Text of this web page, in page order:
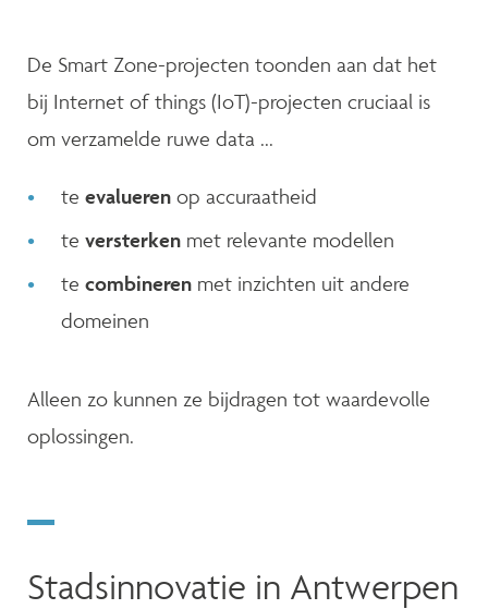
De Smart Zone-projecten toonden aan dat het
bij Internet of things (IoT)-projecten cruciaal is
om verzamelde ruwe data ...
teevalueren op accuraatheid
teversterken met relevante modellen
tecombineren met inzichten uit andere
domeinen
Alleen zo kunnen ze bijdragen tot waardevolle
oplossingen.
Stadsinnovatie in Antwerpen